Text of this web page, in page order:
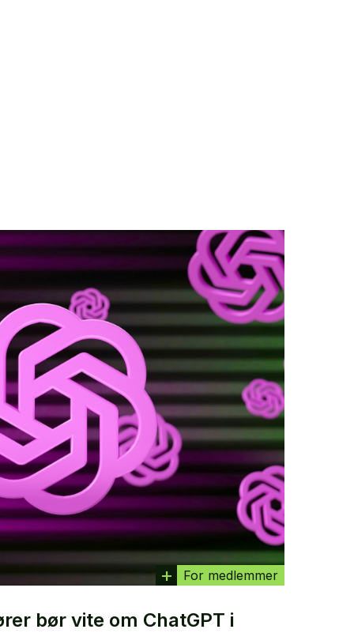
For medlemmer
bør vite om ChatGPT i